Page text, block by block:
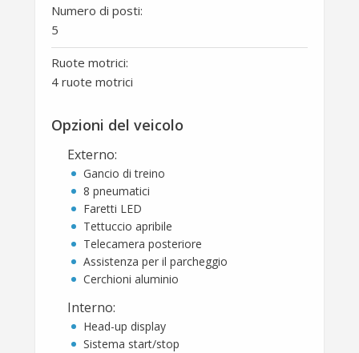
Numero di posti:
5
Ruote motrici:
4 ruote motrici
Opzioni del veicolo
Externo:
Gancio di treino
8 pneumatici
Faretti LED
Tettuccio apribile
Telecamera posteriore
Assistenza per il parcheggio
Cerchioni aluminio
Interno:
Head-up display
Sistema start/stop